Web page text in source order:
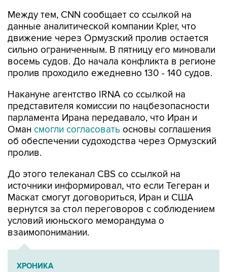
Между тем, CNN сообщает со ссылкой на
данные аналитической компании Kpler, что
движение через Ормузский пролив остается
сильно ограниченным. В пятницу его миновали
восемь судов. До начала конфликта в регионе
пролив проходило ежедневно 130 - 140 судов.
Накануне агентство IRNA со ссылкой на
представителя комиссии по нацбезопасности
парламента Ирана передавало, что Иран и
Оман смогли согласовать основы соглашения
об обеспечении судоходства через Ормузский
пролив.
До этого телеканал CBS со ссылкой на
источники информировал, что если Тегеран и
Маскат смогут договориться, Иран и США
вернутся за стол переговоров с соблюдением
условий июньского меморандума о
взаимопонимании.
ХРОНИКА